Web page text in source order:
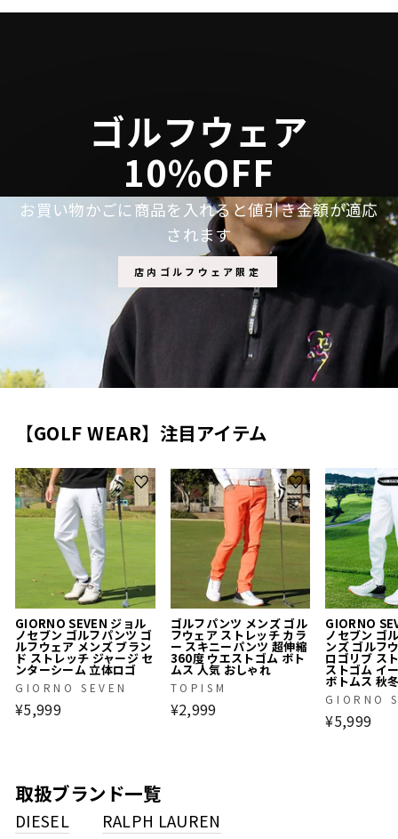
ゴルフウェア
10%OFF
お買い物かごに商品を入れると値引き金額が適応
されます
店内ゴルフウェア限定
【GOLF WEAR】注目アイテム
GIORNO SEVEN ジョル
ノセブン ゴルフパンツ ゴ
ルフウェア メンズ ブラン
ド ストレッチ ジャージ セ
ンターシーム 立体ロゴ
GIORNO SEVEN
¥5,999
ゴルフパンツ メンズ ゴル
フウェア ストレッチ カラ
ー スキニーパンツ 超伸縮
360度 ウエストゴム ボト
ムス 人気 おしゃれ
TOPISM
¥2,999
GIORNO
ノセブン ゴ
ンズ ゴルフ
ロゴリブ ス
ストゴム イ
ボトムス 秋
GIORNO
¥5,999
取扱ブランド一覧
DIESEL
RALPH LAUREN